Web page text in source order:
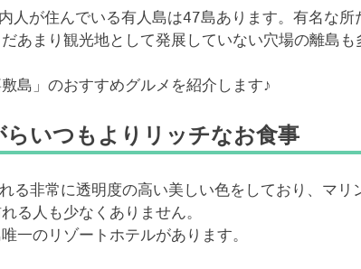
が住んでいる有人島は47島あります。有名な所
あまり観光地として発展していない穴場の離島も
島」のおすすめグルメを紹介します♪
いつもよりリッチなお食事
る非常に透明度の高い美しい色をしており、マリ
る人も少なくありません。
一のリゾートホテルがあります。